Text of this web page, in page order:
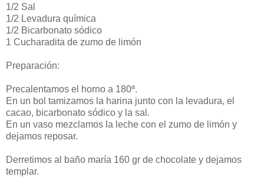
1/2 Sal
1/2 Levadura química
1/2 Bicarbonato sódico
1 Cucharadita de zumo de limón
Preparación:
Precalentamos el horno a 180ª.
En un bol tamizamos la harina junto con la levadura, el
cacao, bicarbonato sódico y la sal.
En un vaso mezclamos la leche con el zumo de limón y
dejamos reposar.
Derretimos al baño maría 160 gr de chocolate y dejamos
templar.